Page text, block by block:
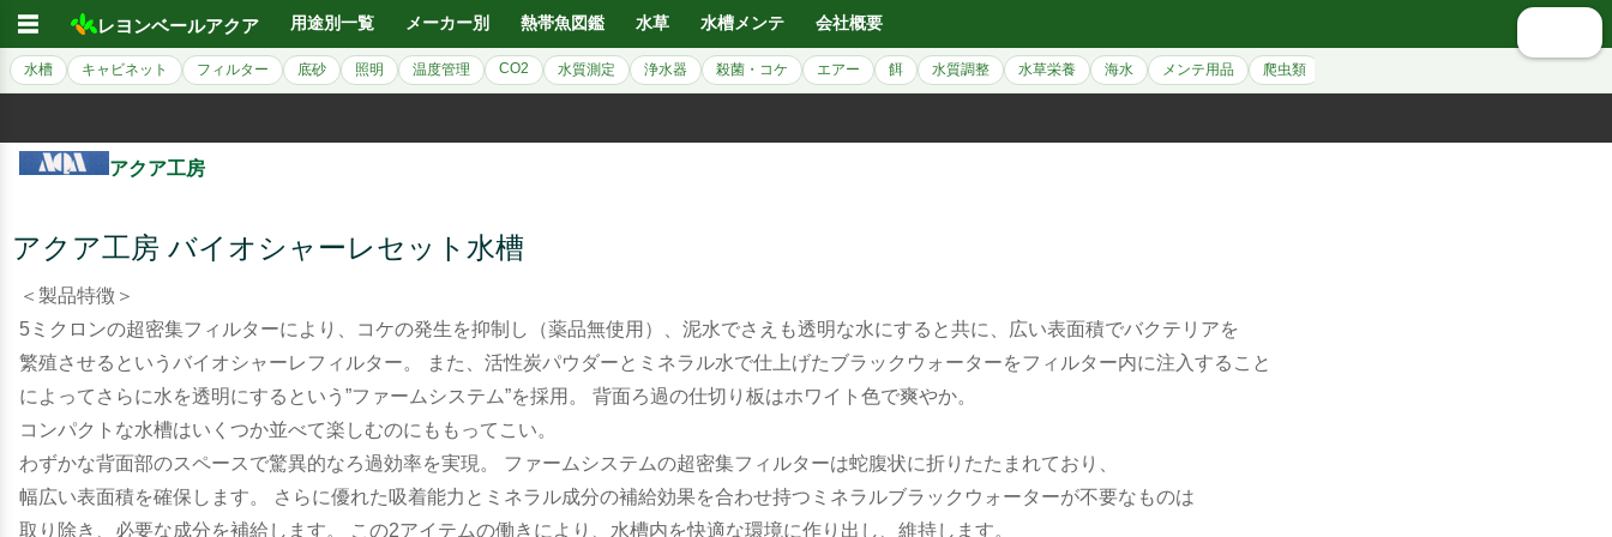
☰ レヨンベールアクア 用途別一覧 メーカー別 熱帯魚図鑑 水草 水槽メンテ 会社概要
水槽 キャビネット フィルター 底砂 照明 温度管理 CO2 水質測定 浄水器 殺菌・コケ エアー 餌 水質調整 水草栄養 海水 メンテ用品 爬虫類
アクア工房
アクア工房 バイオシャーレセット水槽
＜製品特徴＞
5ミクロンの超密集フィルターにより、コケの発生を抑制し（薬品無使用）、泥水でさえも透明な水にすると共に、広い表面積でバクテリアを
繁殖させるというバイオシャーレフィルター。 また、活性炭パウダーとミネラル水で仕上げたブラックウォーターをフィルター内に注入すること
によってさらに水を透明にするという”ファームシステム”を採用。 背面ろ過の仕切り板はホワイト色で爽やか。
コンパクトな水槽はいくつか並べて楽しむのにももってこい。
わずかな背面部のスペースで驚異的なろ過効率を実現。 ファームシステムの超密集フィルターは蛇腹状に折りたたまれており、
幅広い表面積を確保します。 さらに優れた吸着能力とミネラル成分の補給効果を合わせ持つミネラルブラックウォーターが不要なものは
取り除き、必要な成分を補給します。 この2アイテムの働きにより、水槽内を快適な環境に作り出し、維持します。